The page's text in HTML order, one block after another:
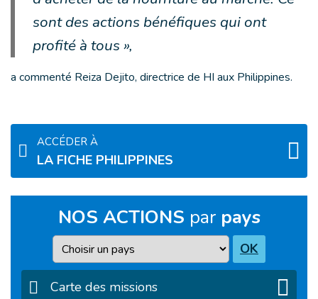
sont des actions bénéfiques qui ont
profité à tous »,
a commenté Reiza Dejito, directrice de HI aux Philippines.
ACCÉDER À
LA FICHE PHILIPPINES
NOS ACTIONS par pays
Pays OK
Carte des missions